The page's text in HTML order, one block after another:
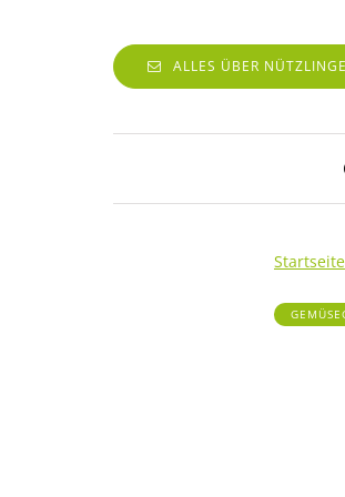
ALLES ÜBER NÜTZLINGE
Startseite